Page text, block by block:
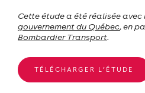
Cette étude a été réalisée avec
gouvernement du Québec, en
Bombardier Transport.
TÉLÉCHARGER L’ÉTUDE